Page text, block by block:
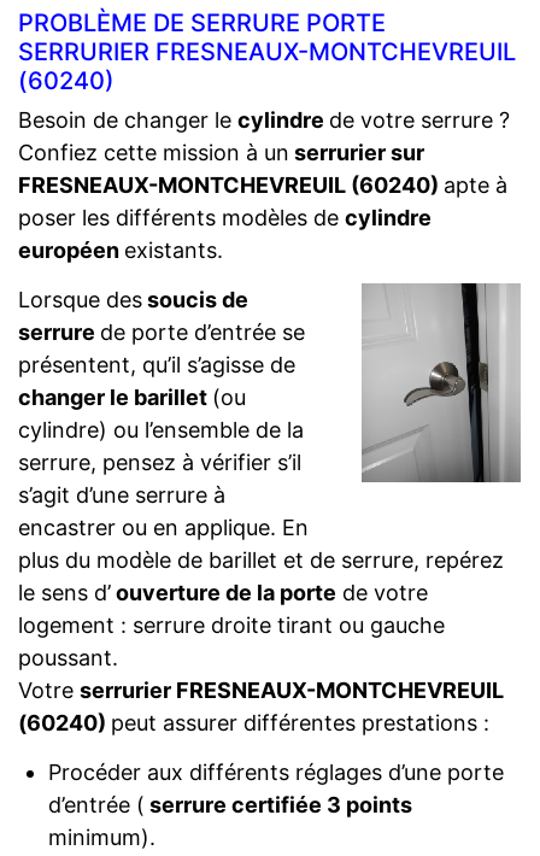
PROBLÈME DE SERRURE PORTE
SERRURIER FRESNEAUX-MONTCHEVREUIL
(60240)
Besoin de changer le cylindre de votre serrure ?
Confiez cette mission à un serrurier sur
FRESNEAUX-MONTCHEVREUIL (60240) apte à
poser les différents modèles de cylindre
européen existants.
Lorsque dessoucis de
serrure de porte d’entrée se
présentent, qu’il s’agisse de
changer le barillet (ou
cylindre) ou l’ensemble de la
serrure, pensez à vérifier s’il
s’agit d’une serrure à
encastrer ou en applique. En
plus du modèle de barillet et de serrure, repérez
le sens d’ouverture de la porte de votre
logement : serrure droite tirant ou gauche
poussant.
Votre serrurier FRESNEAUX-MONTCHEVREUIL
(60240) peut assurer différentes prestations :
Procéder aux différents réglages d’une porte
d’entrée ( serrure certifiée 3 points
minimum).